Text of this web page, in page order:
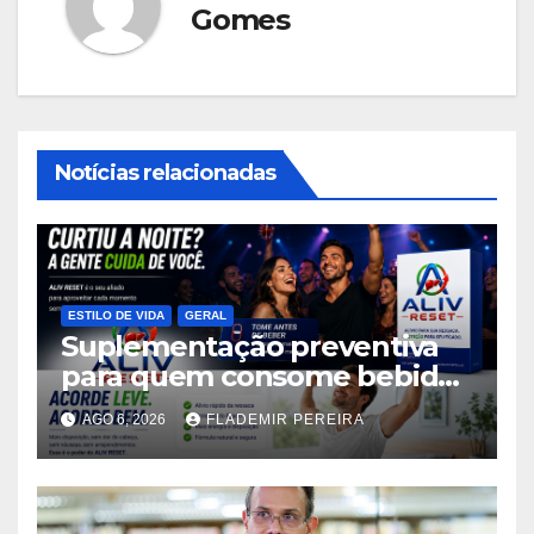
Gomes
Notícias relacionadas
ESTILO DE VIDA GERAL
Suplementação preventiva
para quem consome bebidas
alcoólicas ganha espaço no
mercado brasileiro
AGO 6, 2026 FLADEMIR PEREIRA